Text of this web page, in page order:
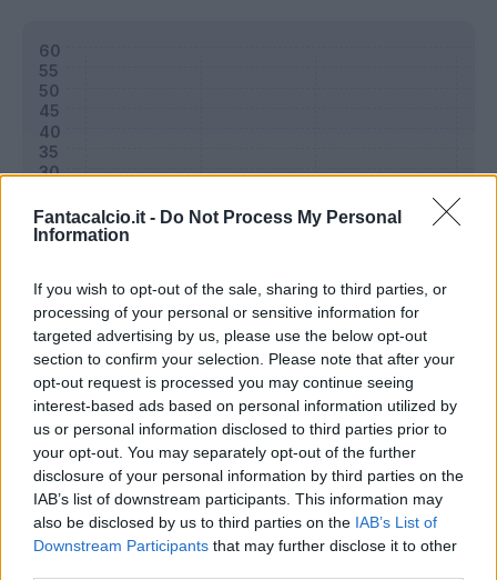
Fantacalcio.it - Do Not Process My Personal
Information
If you wish to opt-out of the sale, sharing to third parties, or
processing of your personal or sensitive information for
targeted advertising by us, please use the below opt-out
section to confirm your selection. Please note that after your
opt-out request is processed you may continue seeing
interest-based ads based on personal information utilized by
us or personal information disclosed to third parties prior to
your opt-out. You may separately opt-out of the further
disclosure of your personal information by third parties on the
IAB’s list of downstream participants. This information may
also be disclosed by us to third parties on the IAB’s List of
Downstream Participants that may further disclose it to other
Classic Mantra
Riepilogo stagione
Titolare 26 - 86%
Entrato 3 - 10%
Squalificato